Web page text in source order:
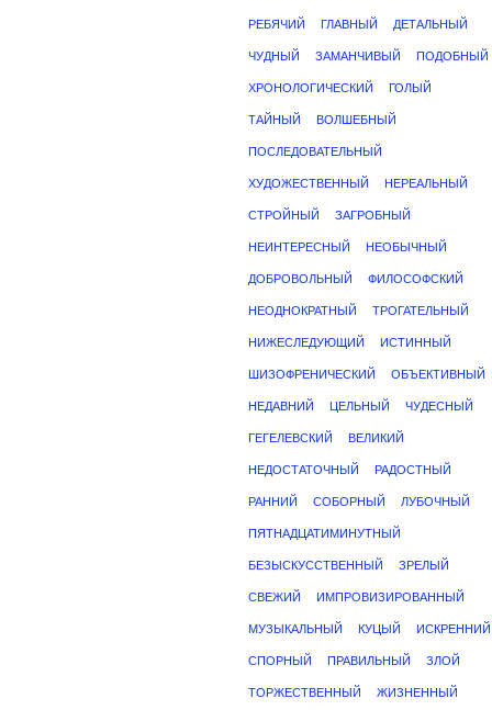
РЕБЯЧИЙ ГЛАВНЫЙ ДЕТАЛЬНЫЙ
ЧУДНЫЙ ЗАМАНЧИВЫЙ ПОДОБНЫЙ
ХРОНОЛОГИЧЕСКИЙ ГОЛЫЙ
ТАЙНЫЙ ВОЛШЕБНЫЙ
ПОСЛЕДОВАТЕЛЬНЫЙ
ХУДОЖЕСТВЕННЫЙ НЕРЕАЛЬНЫЙ
СТРОЙНЫЙ ЗАГРОБНЫЙ
НЕИНТЕРЕСНЫЙ НЕОБЫЧНЫЙ
ДОБРОВОЛЬНЫЙ ФИЛОСОФСКИЙ
НЕОДНОКРАТНЫЙ ТРОГАТЕЛЬНЫЙ
НИЖЕСЛЕДУЮЩИЙ ИСТИННЫЙ
ШИЗОФРЕНИЧЕСКИЙ ОБЪЕКТИВНЫЙ
НЕДАВНИЙ ЦЕЛЬНЫЙ ЧУДЕСНЫЙ
ГЕГЕЛЕВСКИЙ ВЕЛИКИЙ
НЕДОСТАТОЧНЫЙ РАДОСТНЫЙ
РАННИЙ СОБОРНЫЙ ЛУБОЧНЫЙ
ПЯТНАДЦАТИМИНУТНЫЙ
БЕЗЫСКУССТВЕННЫЙ ЗРЕЛЫЙ
СВЕЖИЙ ИМПРОВИЗИРОВАННЫЙ
МУЗЫКАЛЬНЫЙ КУЦЫЙ ИСКРЕННИЙ
СПОРНЫЙ ПРАВИЛЬНЫЙ ЗЛОЙ
ТОРЖЕСТВЕННЫЙ ЖИЗНЕННЫЙ